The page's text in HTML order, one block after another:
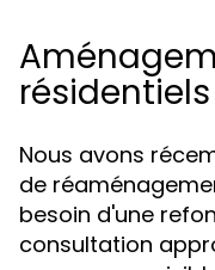
résidentiels
Nous avons
de
besoin d'une
consultation